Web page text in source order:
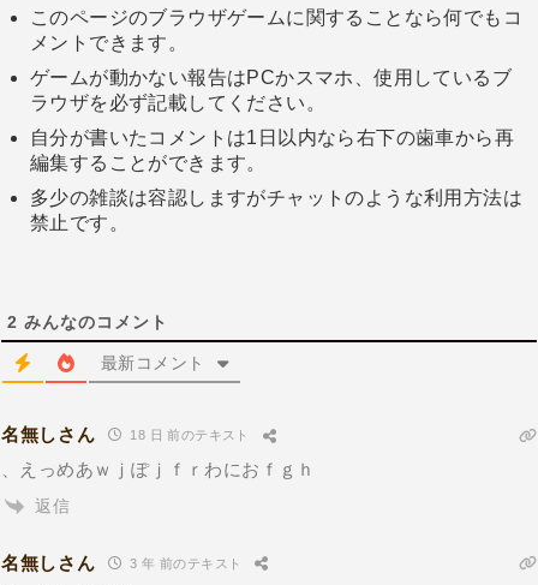
このページのブラウザゲームに関することなら何でもコ
メントできます。
ゲームが動かない報告はPCかスマホ、使用しているブ
ラウザを必ず記載してください。
自分が書いたコメントは1日以内なら右下の歯車から再
編集することができます。
多少の雑談は容認しますがチャットのような利用方法は
禁止です。
2 みんなのコメント
最新コメント
名無しさん 18 日 前のテキスト
、えっめあｗｊぽｊｆｒわにおｆｇｈ
返信
名無しさん 3 年 前のテキスト